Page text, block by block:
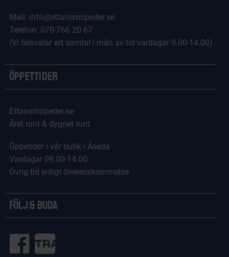
Mail: info@ettansmopeder.se
Telefon: 070-766 20 67
(Vi besvarar ert samtal i mån av tid vardagar 9.00-14.00)
Öppettider
Ettansmopeder.se
Året runt & dygnet runt
Öppetider i vår butik i Åseda
Vardagar 09.00-14.00
Övrig tid enligt överenskommelse.
Följ & Buda